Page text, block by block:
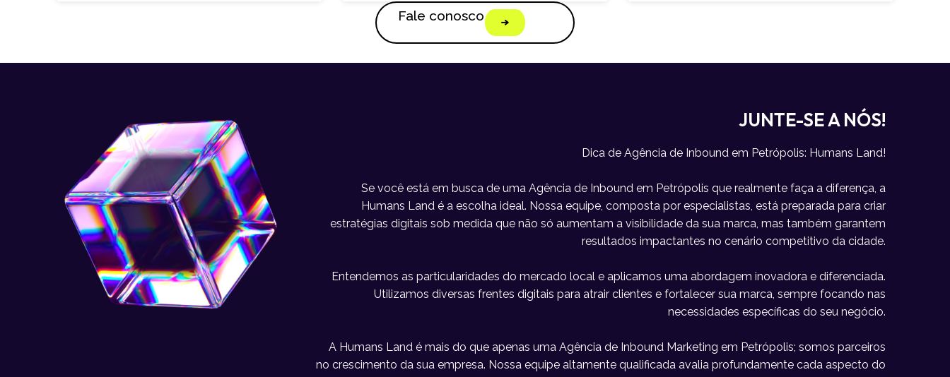
Fale conosco
JUNTE-SE A NÓS!
Dica de Agência de Inbound em Petrópolis: Humans Land!
Se você está em busca de uma Agência de Inbound em Petrópolis que realmente faça a diferença, a
Humans Land é a escolha ideal. Nossa equipe, composta por especialistas, está preparada para criar
estratégias digitais sob medida que não só aumentam a visibilidade da sua marca, mas também garantem
resultados impactantes no cenário competitivo da cidade.
Entendemos as particularidades do mercado local e aplicamos uma abordagem inovadora e diferenciada.
Utilizamos diversas frentes digitais para atrair clientes e fortalecer sua marca, sempre focando nas
necessidades específicas do seu negócio.
A Humans Land é mais do que apenas uma Agência de Inbound Marketing em Petrópolis; somos parceiros
no crescimento da sua empresa. Nossa equipe altamente qualificada avalia profundamente cada aspecto do